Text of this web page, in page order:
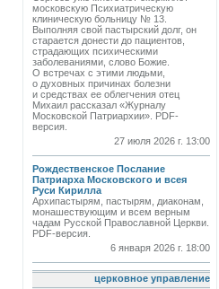
московскую Психиатрическую
клиническую больницу № 13.
Выполняя свой пастырский долг, он
старается донести до пациентов,
страдающих психическими
заболеваниями, слово Божие.
О встречах с этими людьми,
о духовных причинах болезни
и средствах ее облегчения отец
Михаил рассказал «Журналу
Московской Патриархии». PDF-
версия.
27 июля 2026 г. 13:00
Рождественское Послание
Патриарха Московского и всея
Руси Кирилла
Архипастырям, пастырям, диаконам,
монашествующим и всем верным
чадам Русской Православной Церкви.
PDF-версия.
6 января 2026 г. 18:00
церковное управление